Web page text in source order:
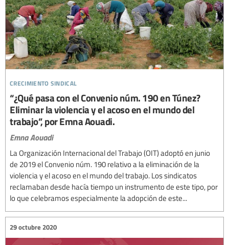
crecimiento sindical
“¿Qué pasa con el Convenio núm. 190 en Túnez?
Eliminar la violencia y el acoso en el mundo del
trabajo”, por Emna Aouadi.
Emna Aouadi
La Organización Internacional del Trabajo (OIT) adoptó en junio
de 2019 el Convenio núm. 190 relativo a la eliminación de la
violencia y el acoso en el mundo del trabajo. Los sindicatos
reclamaban desde hacía tiempo un instrumento de este tipo, por
lo que celebramos especialmente la adopción de este...
29 octubre 2020